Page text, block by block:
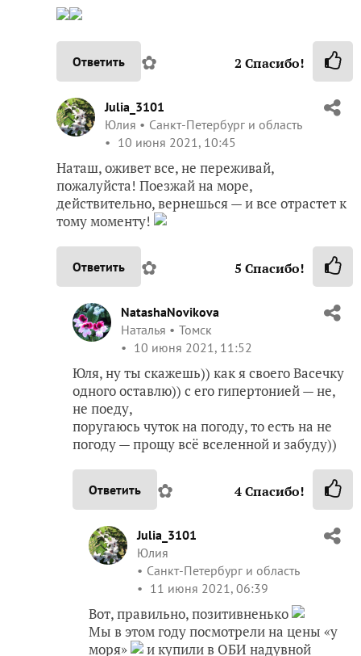
Ответить ✿ 2 Спасибо!
Julia_3101
Юлия
Санкт-Петербург и область
10 июня 2021, 10:45
Наташ, оживет все, не переживай,
пожалуйста! Поезжай на море,
действительно, вернешься — и все отрастет к
тому моменту!
Ответить ✿ 5 Спасибо!
NatashaNovikova
Наталья
Томск
10 июня 2021, 11:52
Юля, ну ты скажешь)) как я своего Васечку
одного оставлю)) с его гипертонией — не,
не поеду,
поругаюсь чуток на погоду, то есть на не
погоду — прощу всё вселенной и забуду))
Ответить ✿ 4Спасибо!
Julia_3101
Юлия
Санкт-Петербург и область
11 июня 2021, 06:39
Вот, правильно, позитивненько
Мы в этом году посмотрели на цены «у
моря»
и купили в ОБИ надувной